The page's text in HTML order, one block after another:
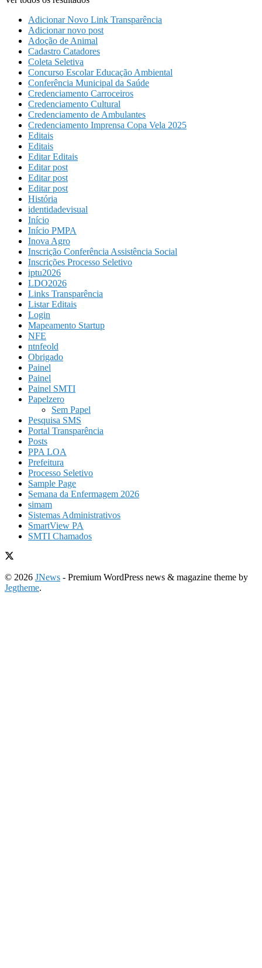
Adicionar Novo Link Transparência
Adicionar novo post
Adoção de Animal
Cadastro Catadores
Coleta Seletiva
Concurso Escolar Educação Ambiental
Conferência Municipal da Saúde
Credenciamento Carroceiros
Credenciamento Cultural
Credenciamento de Ambulantes
Credenciamento Imprensa Copa Vela 2025
Editais
Editais
Editar Editais
Editar post
Editar post
Editar post
História
identidadevisual
Início
Início PMPA
Inova Agro
Inscrição Conferência Assistência Social
Inscrições Processo Seletivo
iptu2026
LDO2026
Links Transparência
Listar Editais
Login
Mapeamento Startup
NFE
ntnfeold
Obrigado
Painel
Painel
Painel SMTI
Papelzero
Sem Papel
Pesquisa SMS
Portal Transparência
Posts
PPA LOA
Prefeitura
Processo Seletivo
Sample Page
Semana da Enfermagem 2026
simam
Sistemas Administrativos
SmartView PA
SMTI Chamados
© 2026 JNews - Premium WordPress news & magazine theme by
Jegtheme.